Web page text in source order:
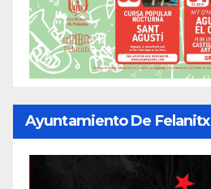
Ayuntamiento De Felanitx